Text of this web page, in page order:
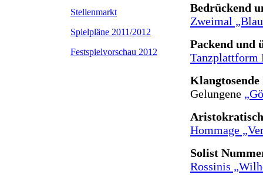
Stellenmarkt
Spielpläne 2011/2012
Festspielvorschau 2012
Bedrückend
Zweimal
Packend und
Tanzplattform
Gelungene
Hommage
Solist
Rossinis